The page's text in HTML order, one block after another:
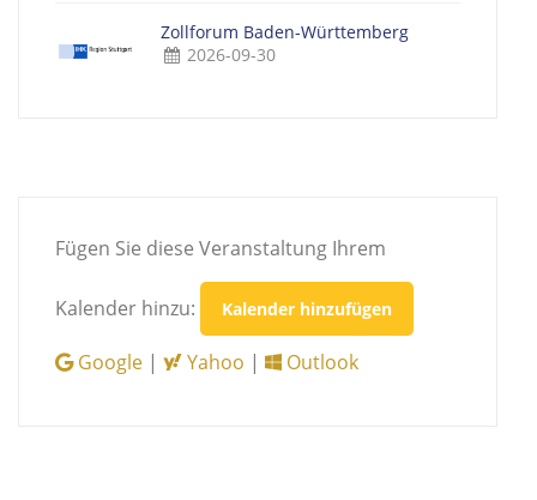
Zollforum Baden-Württemberg
2026-09-30
Fügen Sie diese Veranstaltung Ihrem
Kalender hinzu: Kalender hinzufügen
Google | Yahoo | Outlook